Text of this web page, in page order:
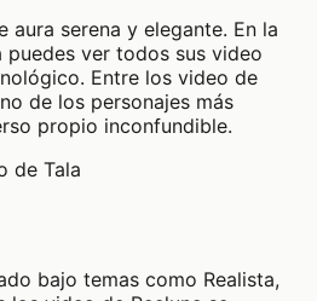
aura serena y elegante. En la
ver todos sus video
Entre los video de
de los personajes más
propio inconfundible.
de Tala
bajo temas como Realista,